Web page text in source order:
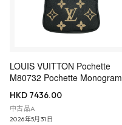
LOUIS VUITTON Pochette
M80732 Pochette Monogram
HKD 7436.00
中古品A
2026年5月31日